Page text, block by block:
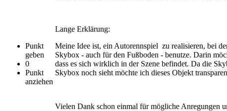
Punkt
geben
0
Punkt
anziehen
Lange Erklärung:
Meine Idee ist, ein Autorennspiel zu realisieren, bei
Skybox - auch für den Fußboden - benutze. Darin
dass es sich wirklich in der Szene befindet. Da die
Skybox noch sieht möchte ich dieses Objekt
Vielen Dank schon einmal für mögliche Anregungen